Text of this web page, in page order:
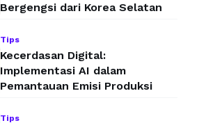
Bergengsi dari Korea Selatan
Tips
Kecerdasan Digital:
Implementasi AI dalam
Pemantauan Emisi Produksi
Tips